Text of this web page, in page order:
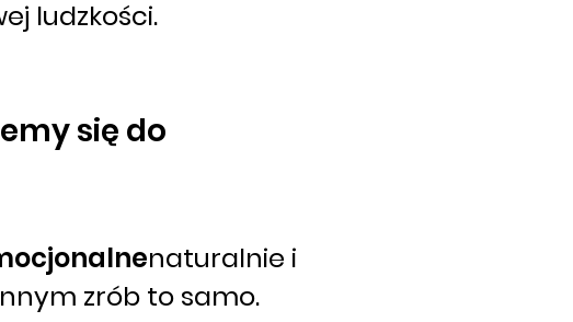
ludzkości.
się do
naturalnie i
zrób to samo.